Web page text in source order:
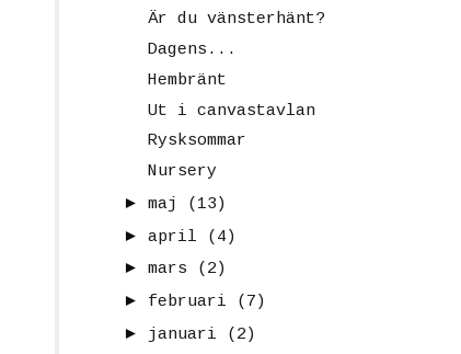
Är du vänsterhänt?
Dagens...
Hembränt
Ut i canvastavlan
Rysksommar
Nursery
► maj
(13)
► april
(4)
► mars
(2)
► februari
(7)
► januari
(2)